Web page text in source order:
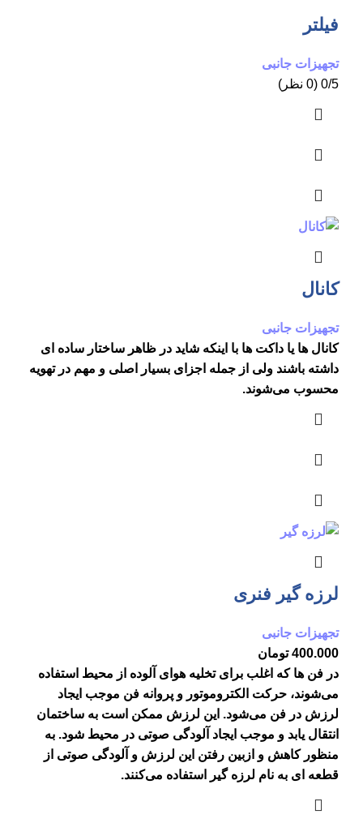
فیلتر
تجهیزات جانبی
0/5 (0 نظر)
کانال
تجهیزات جانبی
کانال ها یا داکت ها با اینکه شاید در ظاهر ساختار ساده ای
داشته باشند ولی از جمله اجزای بسیار اصلی و مهم در تهویه
محسوب می‌شوند.
لرزه گیر فنری
تجهیزات جانبی
400.000 تومان
در فن ها که اغلب برای تخلیه هوای آلوده از محیط استفاده
می‌شوند، حرکت الکتروموتور و پروانه فن موجب ایجاد
لرزش در فن می‌شود. این لرزش ممکن است به ساختمان
انتقال یابد و موجب ایجاد آلودگی صوتی در محیط شود. به
منظور کاهش و ازبین رفتن این لرزش و آلودگی صوتی از
قطعه ای به نام لرزه گیر استفاده می‌کنند.